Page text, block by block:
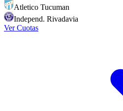
Atletico Tucuman
Independ. Rivadavia
Ver Cuotas